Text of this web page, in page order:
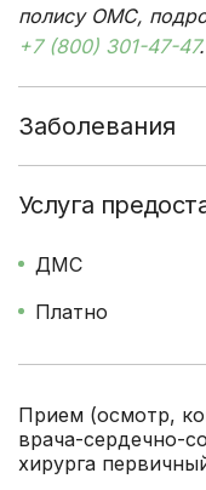
полису ОМС,
+7 (800) 301-47-47.
Заболевания
Услуга
ДМС
Платно
Прием (осмотр,
врача-сердечно-
хирурга